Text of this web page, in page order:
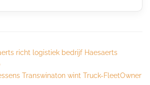
richt logistiek bedrijf Haesaerts
Transwinaton wint Truck-FleetOwner